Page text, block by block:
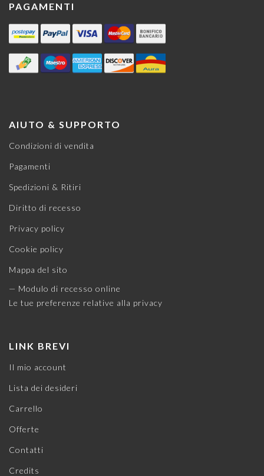
PAGAMENTI
AIUTO & SUPPORTO
Condizioni di vendita
Pagamenti
Spedizioni & Ritiri
Diritto di recesso
Privacy policy
Cookie policy
Mappa del sito
— Modulo di recesso online
Le tue preferenze relative alla privacy
LINK BREVI
Il mio account
Lista dei desideri
Carrello
Offerte
Contatti
Credits